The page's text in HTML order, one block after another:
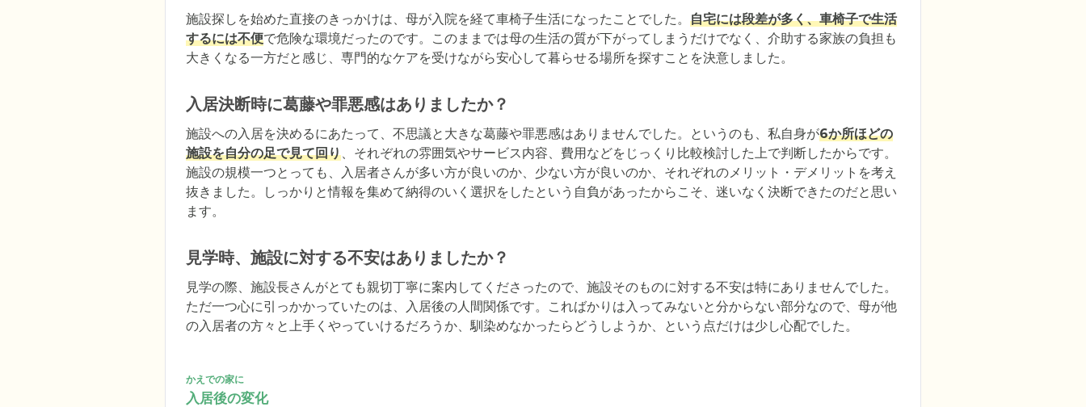
施設探しを始めた直接のきっかけは、母が入院を経て車椅子生活になったことでした。 自宅には段差が多く、車椅子で生活
するには不便で危険な環境だったのです。このままでは母の生活の質が下がってしまうだけでなく、介助する家族の負担も
大きくなる一方だと感じ、専門的なケアを受けながら安心して暮らせる場所を探すことを決意しました。
入居決断時に葛藤や罪悪感はありましたか？
施設への入居を決めるにあたって、不思議と大きな葛藤や罪悪感はありませんでした。というのも、私自身が6か所ほどの
施設を自分の足で見て回り、それぞれの雰囲気やサービス内容、費用などをじっくり比較検討した上で判断したからです。
施設の規模一つとっても、入居者さんが多い方が良いのか、少ない方が良いのか、それぞれのメリット・デメリットを考え
抜きました。しっかりと情報を集めて納得のいく選択をしたという自負があったからこそ、迷いなく決断できたのだと思い
ます。
見学時、施設に対する不安はありましたか？
見学の際、施設長さんがとても親切丁寧に案内してくださったので、施設そのものに対する不安は特にありませんでした。
ただ一つ心に引っかかっていたのは、入居後の人間関係です。こればかりは入ってみないと分からない部分なので、母が他
の入居者の方々と上手くやっていけるだろうか、馴染めなかったらどうしようか、という点だけは少し心配でした。
かえでの家に
入居後の変化